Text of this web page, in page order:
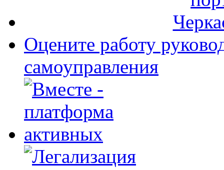
Оцените работу
самоуправления